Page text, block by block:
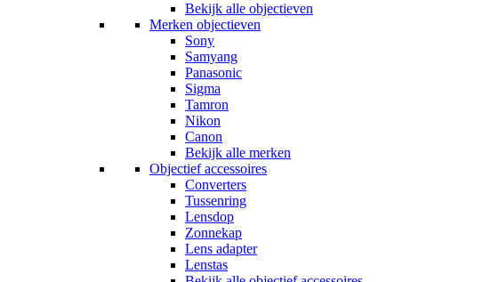
Bekijk alle objectieven
Merken objectieven
Sony
Samyang
Panasonic
Sigma
Tamron
Nikon
Canon
Bekijk alle merken
Objectief accessoires
Converters
Tussenring
Lensdop
Zonnekap
Lens adapter
Lenstas